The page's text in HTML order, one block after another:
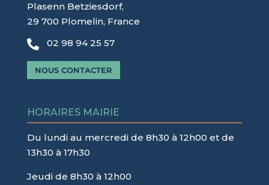
Plasenn Betziesdorf,
29 700 Plomelin, France
 02 98 94 25 57
NOUS CONTACTER
HORAIRES MAIRIE
Du lundi au mercredi de 8h30 à 12h00 et de
13h30 à 17h30
Jeudi de 8h30 à 12h00